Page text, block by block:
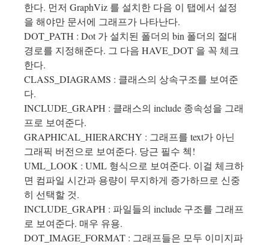
한다. 먼저 GraphViz 를 설치한 다음 이 탭에서 설정
을 해야만 문서에 그래프가 나타난다.
DOT_PATH : Dot 가 설치된 폴더의 bin 폴더의 절대
경로를 지정해준다. 그 다음 HAVE_DOT 을 꼭 체크
한다.
CLASS_DIAGRAMS : 클래스의 상속구조를 보여준
다.
INCLUDE_GRAPH : 클래스의 include 종속성을 그래
프로 보여준다.
GRAPHICAL_HIERARCHY : 그래프를 text가 아닌
그래픽 버전으로 보여준다. 당근 필수 첵!
UML_LOOK : UML 형식으로 보여준다. 이걸 체크하
면 컴파일 시간과 용량이 무지하게 증가하므로 신중
히 선택할 것.
INCLUDE_GRAPH : 파일들의 include 구조를 그래프
로 보여준다. 매우 유용.
DOT_IMAGE_FORMAT : 그래프들은 모두 이미지파